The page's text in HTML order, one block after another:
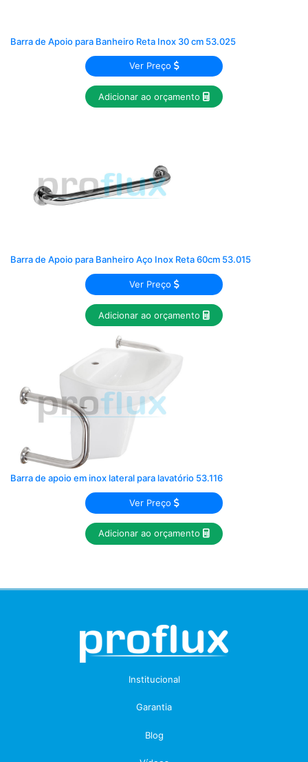
Barra de Apoio para Banheiro Reta Inox 30 cm 53.025
Ver Preço
Adicionar ao orçamento
Barra de Apoio para Banheiro Aço Inox Reta 60cm 53.015
Ver Preço
Adicionar ao orçamento
Barra de apoio em inox lateral para lavatório 53.116
Ver Preço
Adicionar ao orçamento
Institucional
Garantia
Blog